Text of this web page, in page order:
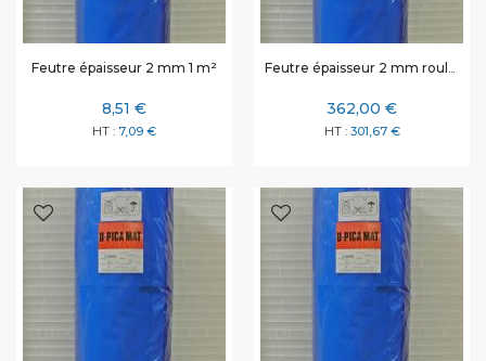
Feutre épaisseur 2 mm 1 m²
8,51 €
7,09 €
Feutre épaisseur 2 mm rouleau de 50 m² rouleau complet
362,00 €
301,67 €